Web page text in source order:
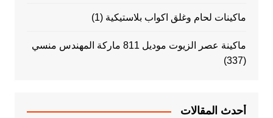
ماكينات لحام وغلق اكواب بلاستيكية (1)
ماكينة عصر الزيوت موديل 811 ماركة المهندس منسي
(337)
أحدث المقالات